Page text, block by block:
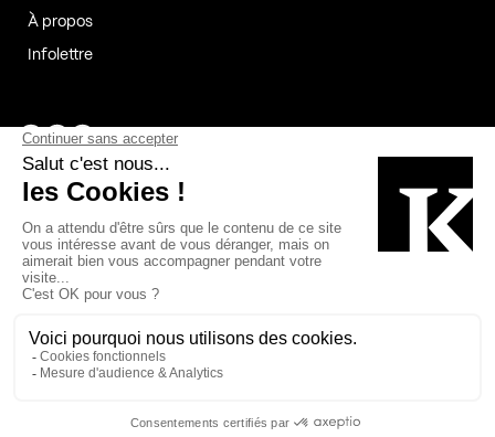
À propos
Infolettre
Page Facebook de Kollectif
Page Instagram de Kollectif
Page Linkedin de Kollectif
Bâtiment-Durable-Québec-1
Esquisses-1
MP-1 v2com-1